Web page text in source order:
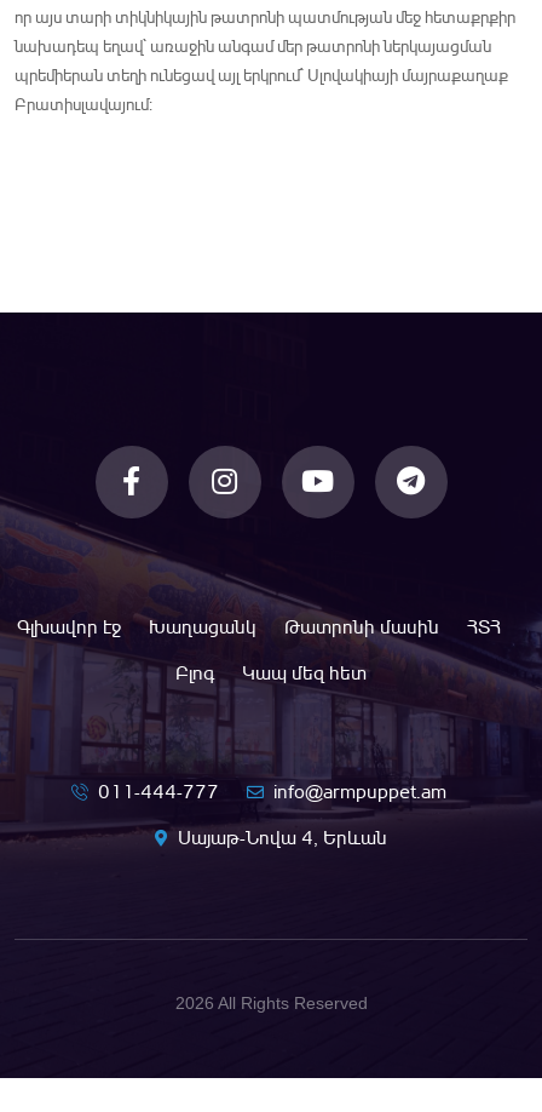
որ այս տարի տիկնիկային թատրոնի պատմության մեջ հետաքրքիր
նախադեպ եղավ` առաջին անգամ մեր թատրոնի ներկայացման
պրեմիերան տեղի ունեցավ այլ երկրում` Սլովակիայի մայրաքաղաք
Բրատիսլավայում:
Գլխավոր էջ Խաղացանկ Թատրոնի մասին
ՀՏՀ
Բլոգ
Կապ մեզ հետ
011-444-777
info@armpuppet.am
Սայաթ-Նովա 4, Երևան
2026 All Rights Reserved